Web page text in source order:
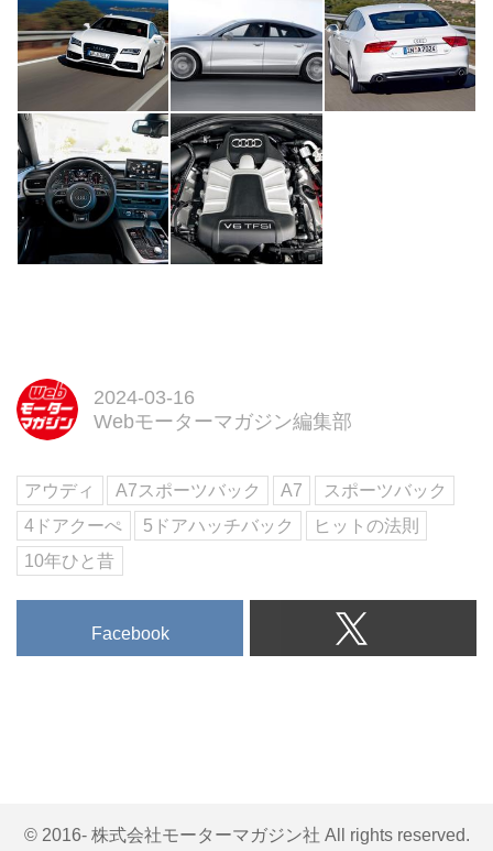
2024-03-16
Webモーターマガジン編集部
アウディ A7スポーツバック A7
スポーツバック
4ドアクーぺ
5ドアハッチバック
ヒットの法則
10年ひと昔
Facebook
© 2016- 株式会社モーターマガジン社 All rights reserved.